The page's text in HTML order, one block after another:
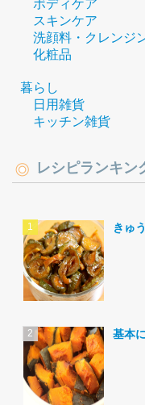
ボディケア
スキンケア
洗顔料・クレンジ
化粧品
暮らし
日用雑貨
キッチン雑貨
レシピランキン
きゅ
基本